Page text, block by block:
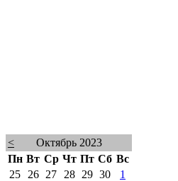
<
Октябрь 2023
Пн Вт Ср Чт Пт Сб Вс
25
26 27 28 29 30
1